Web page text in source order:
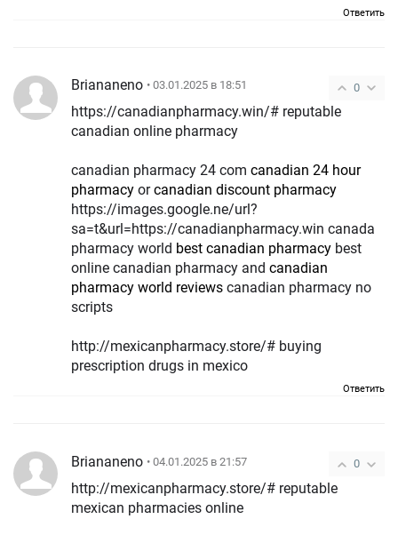
Ответить
0
Briananeno • 03.01.2025 в 18:51
https://canadianpharmacy.win/# reputable
canadian online pharmacy
canadian pharmacy 24 com canadian 24 hour
pharmacy orcanadian discount pharmacy
https://images.google.ne/url?
sa=t&url=https://canadianpharmacy.win canada
pharmacy world best canadian pharmacy best
online canadian pharmacy and canadian
pharmacy world reviews canadian pharmacy no
scripts
http://mexicanpharmacy.store/# buying
prescription drugs in mexico
Ответить
0
Briananeno • 04.01.2025 в 21:57
http://mexicanpharmacy.store/# reputable
mexican pharmacies online